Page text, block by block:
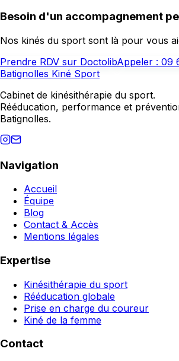
Besoin d'un accompagnement
Nos kinés du sport sont là pour vous
Prendre RDV sur DoctolibAppeler : 09
Batignolles Kiné Sport
Cabinet de kinésithérapie du sport.
Rééducation, performance et
Batignolles.
Navigation
Accueil
Équipe
Blog
Contact & Accès
Mentions légales
Expertise
Kinésithérapie du sport
Rééducation globale
Prise en charge du coureur
Kiné de la femme
Contact